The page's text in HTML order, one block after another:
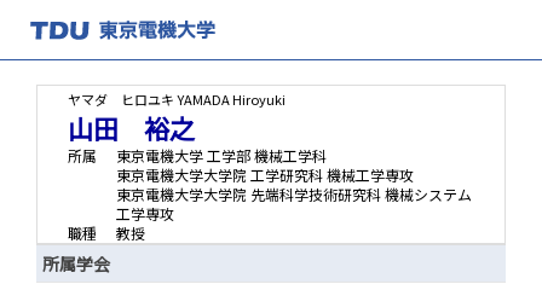
ヤマダ ヒロユキ YAMADA Hiroyuki
山田 裕之
所属
東京電機大学 工学部 機械工学科
東京電機大学大学院 工学研究科 機械工学専攻
東京電機大学大学院 先端科学技術研究科 機械システム
工学専攻
職種
教授
所属学会